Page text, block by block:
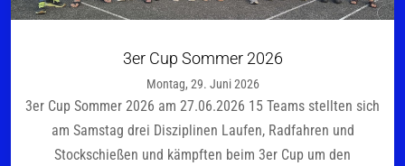
3er Cup Sommer 2026
Montag, 29. Juni 2026
3er Cup Sommer 2026 am 27.06.2026 15 Teams stellten sich
am Samstag drei Disziplinen Laufen, Radfahren und
Stockschießen und kämpften beim 3er Cup um den